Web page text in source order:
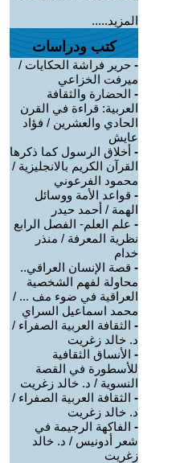
المزيد.....
كتب ودراسات
- حرير فراشة الحكايات /
ميرفت الخزاعي
- الحضارة والثقافة
العربية: قراءة في القرن
الحادي والعشرين / فؤاد
عايش
- أخلاق الرسول كما ذكرها
القرآن الكريم بالانجليزية /
محمود الفرعوني
- قواعد الأمة ووسائل
الهمة / أحمد حيدر
- علم العلم- الفصل الرابع
نظرية المعرفة / منذر
خدام
- قصة الإنسان العراقي..
محاولة لفهم الشخصية
العراقية في ضوء مف ... /
محمد اسماعيل السراي
- الثقافة العربية الصفراء /
د. خالد زغريت
- الأنساق الثقافية
للأسطورة في القصة
النسوية / د. خالد زغريت
- الثقافة العربية الصفراء /
د. خالد زغريت
- الفاكهة الرجيمة في
شعر أدونيس / د. خالد
زغريت